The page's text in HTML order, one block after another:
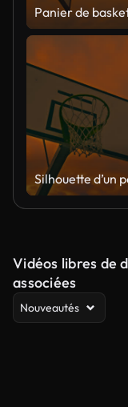
Vidéos libres de
associées
Nouveautés